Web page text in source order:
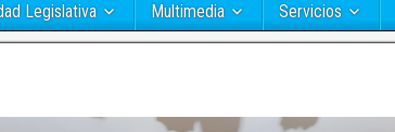
Legislativa Multimedia Servicios